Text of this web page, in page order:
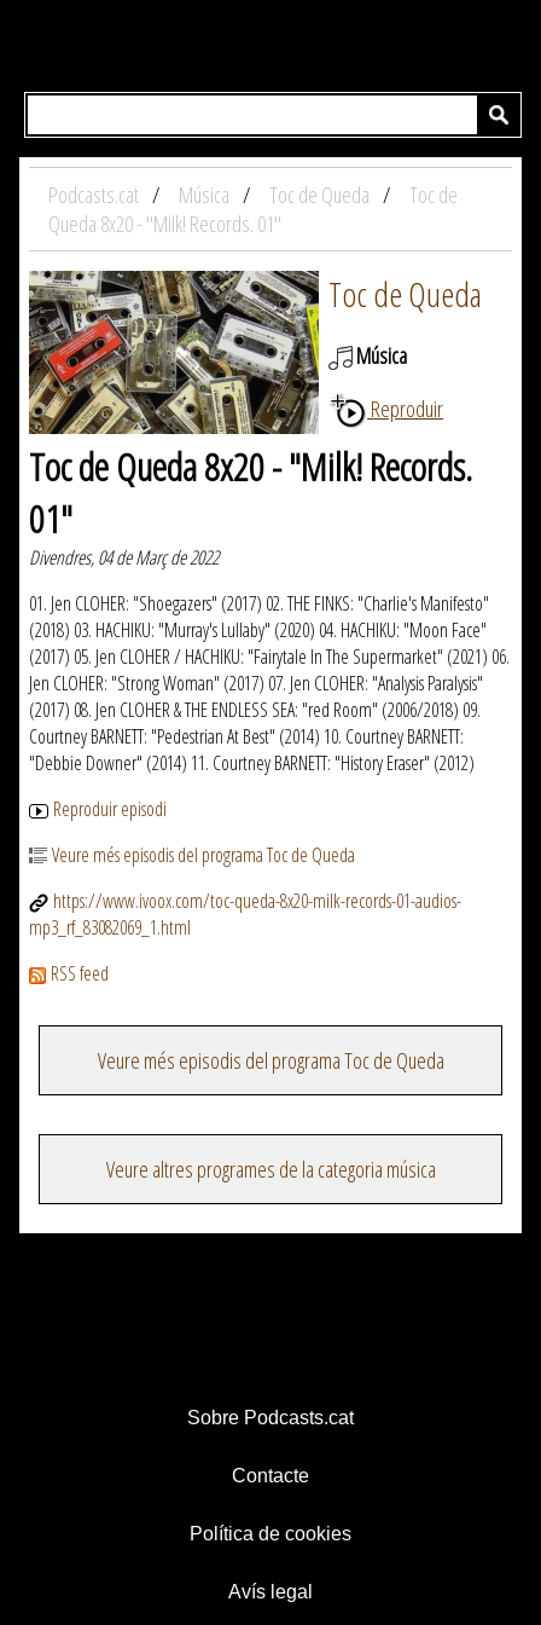
Podcasts.cat Música Toc de Queda
Toc de
Queda 8x20 - "Milk! Records. 01"
Toc de Queda
Música
Reproduir
Toc de Queda 8x20 - "Milk! Records.
01"
Divendres, 04 de Març de 2022
01. Jen CLOHER: "Shoegazers" (2017) 02. THE FINKS: "Charlie's Manifesto"
(2018) 03. HACHIKU: "Murray's Lullaby" (2020) 04. HACHIKU: "Moon Face"
(2017) 05. Jen CLOHER / HACHIKU: "Fairytale In The Supermarket" (2021) 06.
Jen CLOHER: "Strong Woman" (2017) 07. Jen CLOHER: "Analysis Paralysis"
(2017) 08. Jen CLOHER & THE ENDLESS SEA: "red Room" (2006/2018) 09.
Courtney BARNETT: "Pedestrian At Best" (2014) 10. Courtney BARNETT:
"Debbie Downer" (2014) 11. Courtney BARNETT: "History Eraser" (2012)
Reproduir episodi
Veure més episodis del programa Toc de Queda
https://www.ivoox.com/toc-queda-8x20-milk-records-01-audios-
mp3_rf_83082069_1.html
RSS feed
Veure més episodis del programa Toc de Queda
Veure altres programes de la categoria música
Sobre Podcasts.cat
Contacte
Política de cookies
Avís legal